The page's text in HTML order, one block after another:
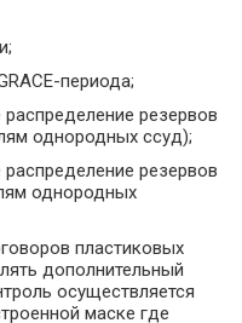
периода;
резервов
однородных ссуд);
резервов
однородных
пластиковых
дополнительный
осуществляется
маске где